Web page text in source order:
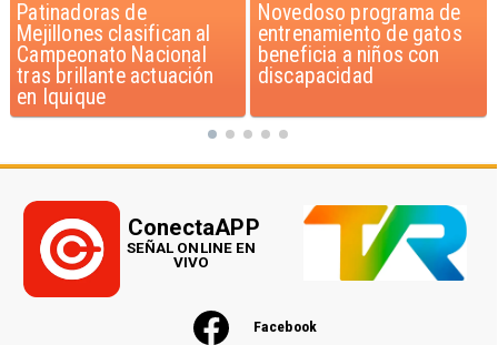
Novedoso programa de
entrenamiento de gatos
beneficia a niños con
discapacidad
Alarmante hábito en
jóvenes de 13 a 15 años
según encuesta del
Minsal
Facebook
ConectaAPP
SEÑAL ONLINE EN
VIVO